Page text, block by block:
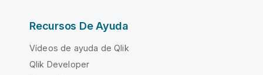
Recursos De Ayuda
Vídeos de ayuda de Qlik
Qlik Developer